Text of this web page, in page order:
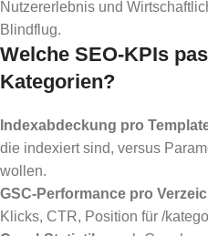
Nutzererlebnis und
Blindflug.
Welche SEO-KPIs
Kategorien?
Indexabdeckung pro
die indexiert sind, versus
wollen.
GSC-Performance pro
Klicks, CTR, Position für /